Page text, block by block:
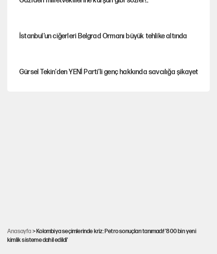
İstanbul’un ciğerleri Belgrad Ormanı büyük tehlike altında
Gürsel Tekin'den YENİ Parti’li genç hakkında savcılığa şikayet
Anasayfa > Kolombiya seçimlerinde kriz: Petro sonuçları tanımadı! '800 bin yeni
kimlik sisteme dahil edildi'